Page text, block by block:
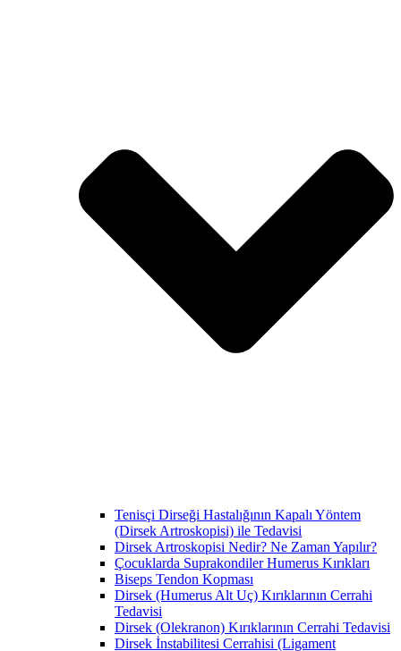
Tenisçi Dirseği Hastalığının Kapalı Yöntem
(Dirsek Artroskopisi) ile Tedavisi
Dirsek Artroskopisi Nedir? Ne Zaman Yapılır?
Çocuklarda Suprakondiler Humerus Kırıkları
Biseps Tendon Kopması
Dirsek (Humerus Alt Uç) Kırıklarının Cerrahi
Tedavisi
Dirsek (Olekranon) Kırıklarının Cerrahi Tedavisi
Dirsek İnstabilitesi Cerrahisi (Ligament